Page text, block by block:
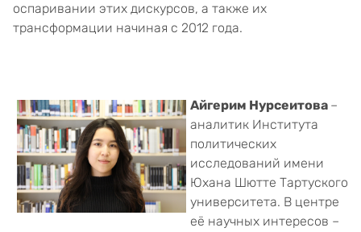
оспаривании этих дискурсов, а также их
трансформации начиная с 2012 года.
Айгерим Нурсеитова –
аналитик Института
политических
исследований имени
Юхана Шютте Тартуского
университета. В центре
её научных интересов –